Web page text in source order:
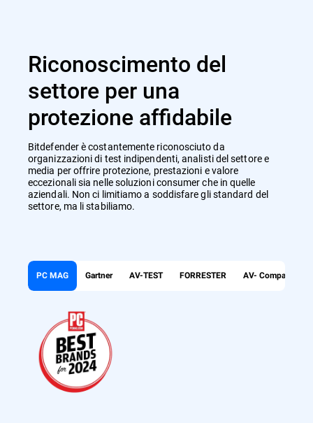
Riconoscimento del
settore per una
protezione affidabile
Bitdefender è costantemente riconosciuto da
organizzazioni di test indipendenti, analisti del settore e
media per offrire protezione, prestazioni e valore
eccezionali sia nelle soluzioni consumer che in quelle
aziendali. Non ci limitiamo a soddisfare gli standard del
settore, ma li stabiliamo.
PC MAG Gartner AV-TEST FORRESTER AV- Comparatives